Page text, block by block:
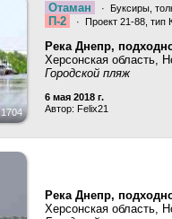
1704
Отаман · Буксиры,
П-2 · Проект 21-88, тип
Река Днепр,
Херсонская область,
Городской пляж
6 мая 2018 г.
Автор: Felix21
Река Днепр,
Херсонская область,